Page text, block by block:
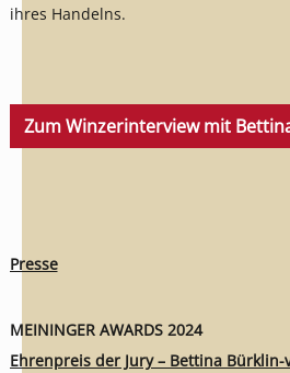
ihres Handelns.
Zum Winzerinterview mit
Presse
MEININGER AWARDS 2024
Ehrenpreis der Jury – Bettina Bürklin-